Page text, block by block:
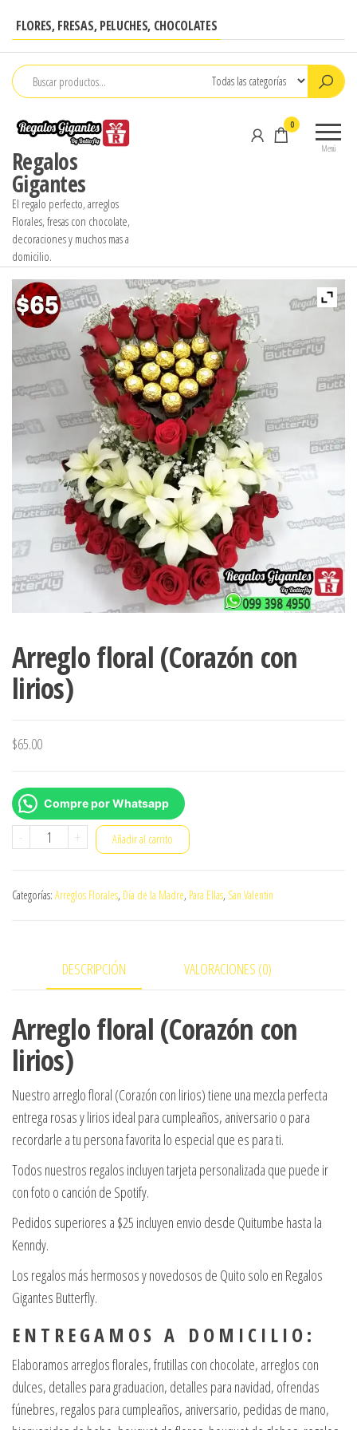
contenido
FLORES, FRESAS, PELUCHES, CHOCOLATES
Regalos
Gigantes
El regalo perfecto, arreglos
Florales, fresas con chocolate,
decoraciones y muchos mas a
domicilio.
Menú
0
Arreglo floral (Corazón con
lirios)
$65.00
Compre por Whatsapp
-
Arreglo
con
+ Añadir al carrito
Categorías: Arreglos Florales, Día de la Madre, Para Ellas, San Valentin
DESCRIPCIÓN VALORACIONES (0)
Arreglo floral (Corazón con
lirios)
Nuestro arreglo floral (Corazón con lirios) tiene una mezcla perfecta
entrega rosas y lirios ideal para cumpleaños, aniversario o para
recordarle a tu persona favorita lo especial que es para ti.
Todos nuestros regalos incluyen tarjeta personalizada que puede ir
con foto o canción de Spotify.
Pedidos superiores a $25 incluyen envio desde Quitumbe hasta la
Kenndy.
Los regalos más hermosos y novedosos de Quito solo en Regalos
Gigantes Butterfly.
E N T R E G A M O S A D O M I C I L I O :
Elaboramos arreglos florales, frutillas con chocolate, arreglos con
dulces, detalles para graduacion, detalles para navidad, ofrendas
fúnebres, regalos para cumpleaños, aniversario, pedidas de mano,